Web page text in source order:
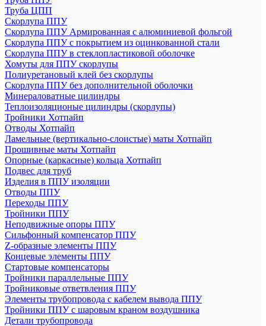
Труба ЦПП
Скорлупа ППУ
Скорлупа ППУ Армированная с алюминиевой фольгой
Скорлупа ППУ с покрытием из оцинкованной стали
Скорлупа ППУ в стеклопластиковой оболочке
Хомуты для ППУ скорлупы
Полиуретановый клей без скорлупы
Скорлупа ППУ без дополнительной оболочки
Минераловатные цилиндры
Теплоизоляционые цилиндры (скорлупы)
Тройники Хотпайп
Отводы Хотпайп
Ламельные (вертикально-слоистые) маты Хотпайп
Прошивные маты Хотпайп
Опорные (каркасные) кольца Хотпайп
Подвес для труб
Изделия в ППУ изоляции
Отводы ППУ
Переходы ППУ
Тройники ППУ
Неподвижные опоры ППУ
Cильфонный компенсатор ППУ
Z-образные элементы ППУ
Концевые элементы ППУ
Стартовые компенсаторы
Тройники параллельные ППУ
Тройниковые ответвления ППУ
Элементы трубопровода с кабелем вывода ППУ
Тройники ППУ с шаровым краном воздушника
Детали трубопровода